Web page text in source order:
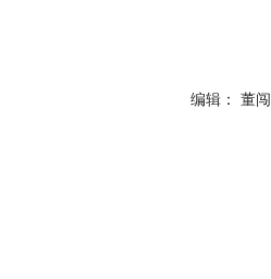
编辑： 董闯